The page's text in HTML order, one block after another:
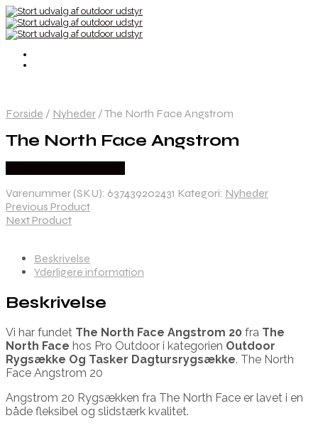
Forside / Nyheder /The North Face Angstrom
The North Face Angstrom
Varenummer (SKU): 637439202431 Kategori: Nyheder
Previous Product
Next Product
Beskrivelse
Yderligere information
Beskrivelse
Vi har fundet The North Face Angstrom 20 fra The
North Face hos Pro Outdoor i kategorien Outdoor
Rygsække Og Tasker Dagtursrygsække. The North
Face Angstrom 20
Angstrom 20 Rygsækken fra The North Face er lavet i en
både fleksibel og slidstærk kvalitet.